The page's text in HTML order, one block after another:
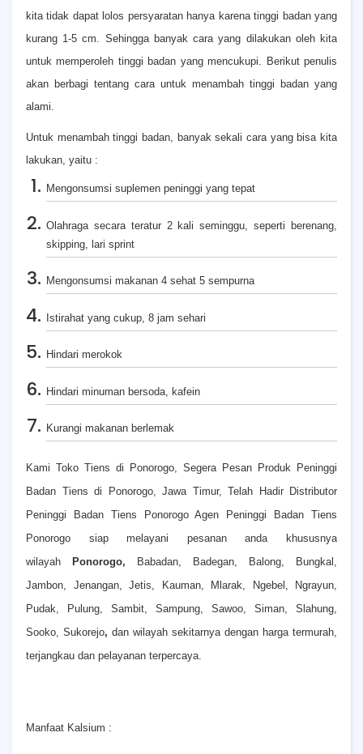
kita tidak dapat lolos persyaratan hanya karena tinggi badan yang
kurang 1-5 cm. Sehingga banyak cara yang dilakukan oleh kita
untuk memperoleh tinggi badan yang mencukupi. Berikut penulis
akan berbagi tentang cara untuk menambah tinggi badan yang
alami.
Untuk menambah tinggi badan, banyak sekali cara yang bisa kita
lakukan, yaitu :
Mengonsumsi suplemen peninggi yang tepat
Olahraga secara teratur 2 kali seminggu, seperti berenang,
skipping, lari sprint
Mengonsumsi makanan 4 sehat 5 sempurna
Istirahat yang cukup, 8 jam sehari
Hindari merokok
Hindari minuman bersoda, kafein
Kurangi makanan berlemak
Kami Toko Tiens di Ponorogo, Segera Pesan Produk Peninggi
Badan Tiens di Ponorogo, Jawa Timur, Telah Hadir Distributor
Peninggi Badan Tiens Ponorogo Agen Peninggi Badan Tiens
Ponorogo siap melayani pesanan anda khususnya
wilayah Ponorogo, Babadan, Badegan, Balong, Bungkal,
Jambon, Jenangan, Jetis, Kauman, Mlarak, Ngebel, Ngrayun,
Pudak, Pulung, Sambit, Sampung, Sawoo, Siman, Slahung,
Sooko, Sukorejo, dan wilayah sekitarnya dengan harga termurah,
terjangkau dan pelayanan terpercaya.
Manfaat Kalsium :